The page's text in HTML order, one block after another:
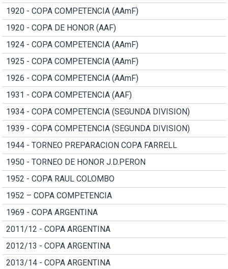
1920 - COPA COMPETENCIA (AAmF)
1920 - COPA DE HONOR (AAF)
1924 - COPA COMPETENCIA (AAmF)
1925 - COPA COMPETENCIA (AAmF)
1926 - COPA COMPETENCIA (AAmF)
1931 - COPA COMPETENCIA (AAF)
1934 - COPA COMPETENCIA (SEGUNDA DIVISION)
1939 - COPA COMPETENCIA (SEGUNDA DIVISION)
1944 - TORNEO PREPARACION COPA FARRELL
1950 - TORNEO DE HONOR J.D.PERON
1952 - COPA RAUL COLOMBO
1952 – COPA COMPETENCIA
1969 - COPA ARGENTINA
2011/12 - COPA ARGENTINA
2012/13 - COPA ARGENTINA
2013/14 - COPA ARGENTINA